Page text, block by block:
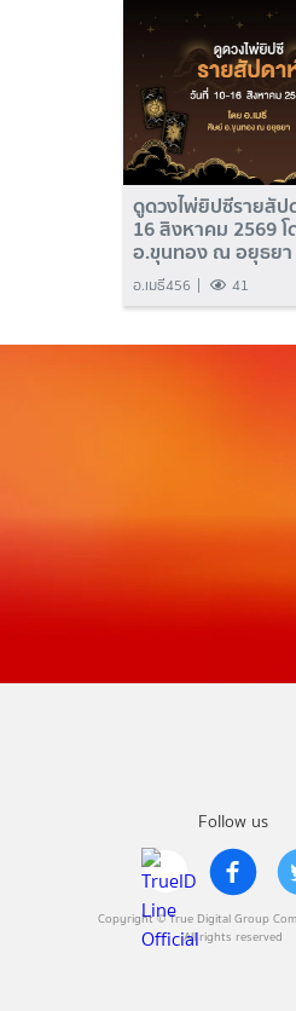
ดูดวงไพ่ยิปซีรายสัป
16 สิงหาคม 2569
อ.ขุนทอง ณ อยุธยา
อ.เมธี456 41
Follow us
Copyright © True Digital Group
All rights reserved